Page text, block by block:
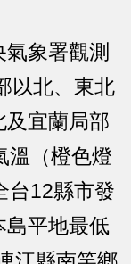
象署觀測
以北、東北
及宜蘭局部
溫（橙色燈
台12縣市發
島平地最低